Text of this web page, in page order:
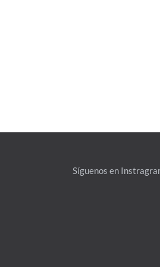
Síguenos en